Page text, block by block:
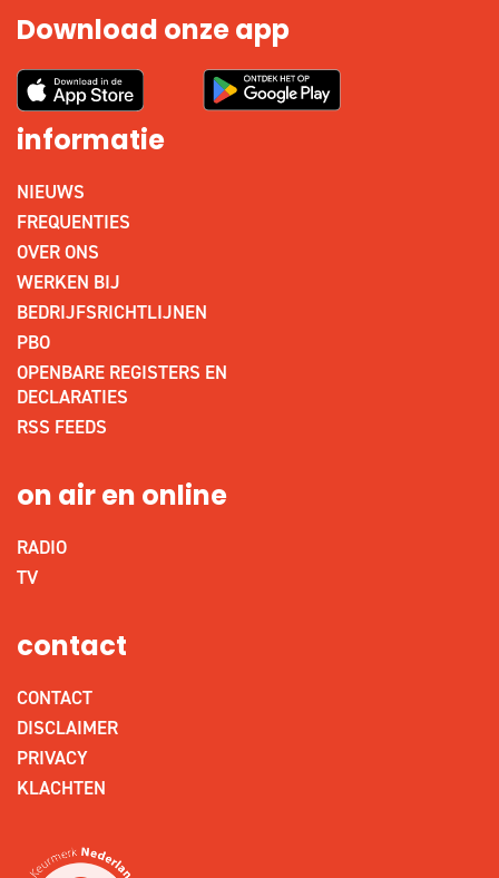
Download onze app
informatie
NIEUWS
FREQUENTIES
OVER ONS
WERKEN BIJ
BEDRIJFSRICHTLIJNEN
PBO
OPENBARE REGISTERS EN
DECLARATIES
RSS FEEDS
on air en online
RADIO
TV
contact
CONTACT
DISCLAIMER
PRIVACY
KLACHTEN